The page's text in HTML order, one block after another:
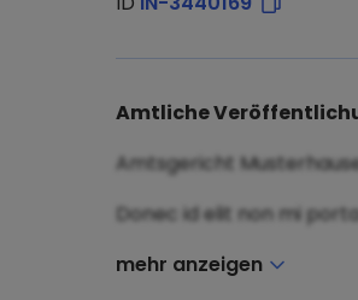
Amtliche
Amtsgericht
Donec id elit non mi
mehr anzeigen